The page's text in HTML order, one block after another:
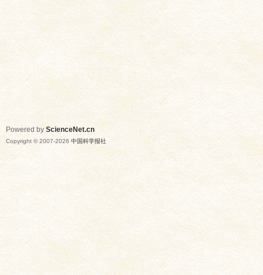
Powered by ScienceNet.cn
Copyright © 2007-2026 中国科学报社